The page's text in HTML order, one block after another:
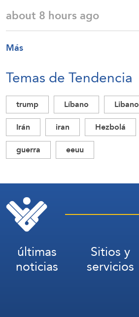
about 8 hours ago
Más
Temas de Tendencia
trump Líbano Libano
Irán
iran Hezbolá
guerra
eeuu
últimas
noticias
Sitios y
servicios